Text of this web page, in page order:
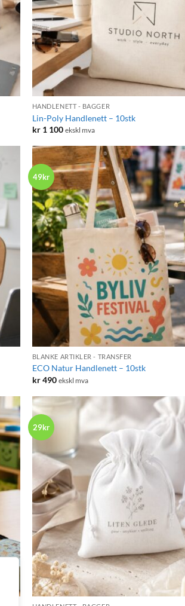
HANDLENETT - BAGGER
Lin-Poly Handlenett – 10stk
kr1 100 ekskl mva
49kr
BLANKE ARTIKLER - TRANSFER
ECO Natur Handlenett – 10stk
kr490 ekskl mva
29kr
+